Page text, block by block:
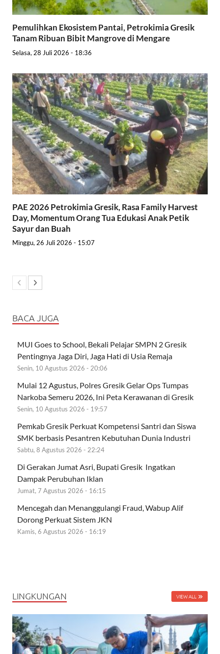
Pemulihkan Ekosistem Pantai, Petrokimia Gresik
Tanam Ribuan Bibit Mangrove di Mengare
Selasa, 28 Juli 2026 - 18:36
PAE 2026 Petrokimia Gresik, Rasa Family Harvest
Day, Momentum Orang Tua Edukasi Anak Petik
Sayur dan Buah
Minggu, 26 Juli 2026 - 15:07
BACA JUGA
MUI Goes to School, Bekali Pelajar SMPN 2 Gresik
Pentingnya Jaga Diri, Jaga Hati di Usia Remaja
Senin, 10 Agustus 2026 - 20:06
Mulai 12 Agustus, Polres Gresik Gelar Ops Tumpas
Narkoba Semeru 2026, Ini Peta Kerawanan di Gresik
Senin, 10 Agustus 2026 - 19:57
Pemkab Gresik Perkuat Kompetensi Santri dan Siswa
SMK berbasis Pesantren Kebutuhan Dunia Industri
Sabtu, 8 Agustus 2026 - 22:24
Di Gerakan Jumat Asri, Bupati Gresik Ingatkan
Dampak Perubuhan Iklan
Jumat, 7 Agustus 2026 - 16:15
Mencegah dan Menanggulangi Fraud, Wabup Alif
Dorong Perkuat Sistem JKN
Kamis, 6 Agustus 2026 - 16:19
LINGKUNGAN VIEW ALL